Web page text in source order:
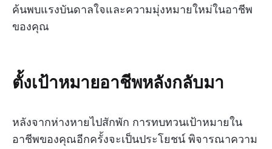
ค้นพบแรงบันดาลใจและความมุ่งหมายใหม่ในอาชีพ
ของคุณ
ตั้งเป้าหมายอาชีพหลังกลับมา
หลังจากห่างหายไปสักพัก การทบทวนเป้าหมายใน
อาชีพของคุณอีกครั้งจะเป็นประโยชน์ พิจารณาความ